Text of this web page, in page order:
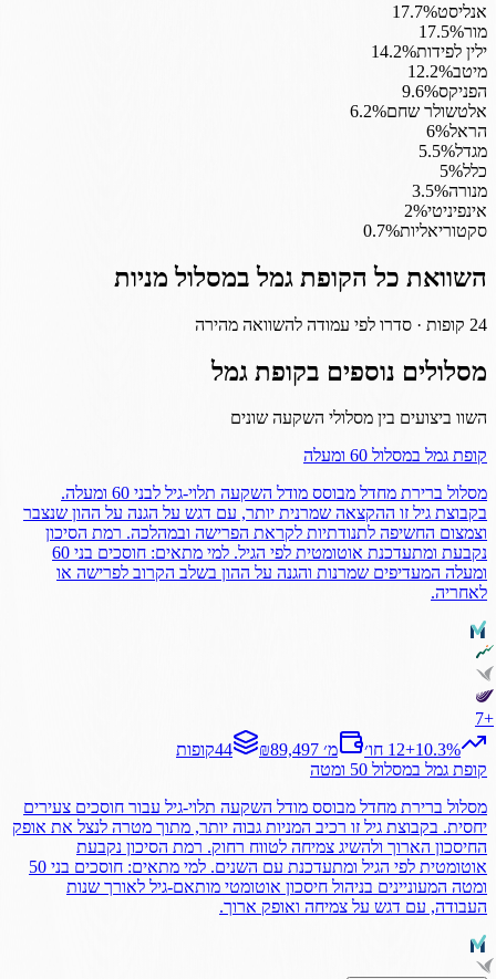
אנליסט 17.7%
מור
17.5%
ילין לפידות
14.2%
מיטב
12.2%
הפניקס
9.6%
אלטשולר שחם
6.2%
הראל
6%
מגדל
5.5%
כלל
5%
מנורה
3.5%
אינפיניטי
2%
סקטוריאליות
0.7%
השוואת כל הקופת גמלבמסלול מניות
24 קופות · סדרו לפי עמודה להשוואה מהירה
מסלולים נוספים בקופת גמל
השוו ביצועים בין מסלולי השקעה שונים
קופת גמל במסלול 60 ומעלה
מסלול ברירת מחדל מבוסס מודל השקעה תלוי-גיל לבני 60 ומעלה.
בקבוצת גיל זו ההקצאה שמרנית יותר, עם דגש על הגנה על ההון שנצבר
וצמצום החשיפה לתנודתיות לקראת הפרישה ובמהלכה. רמת הסיכון
נקבעת ומתעדכנת אוטומטית לפי הגיל. למי מתאים: חוסכים בני 60
ומעלה המעדיפים שמרנות והגנה על ההון בשלב הקרוב לפרישה או
לאחריה.
+
7
+10.3% 12 חו׳ ₪89,497 מ׳ 44קופות
קופת גמל במסלול 50 ומטה
מסלול ברירת מחדל מבוסס מודל השקעה תלוי-גיל עבור חוסכים צעירים
יחסית. בקבוצת גיל זו רכיב המניות גבוה יותר, מתוך מטרה לנצל את אופק
החיסכון הארוך ולהשיג צמיחה לטווח רחוק. רמת הסיכון נקבעת
אוטומטית לפי הגיל ומתעדכנת עם השנים. למי מתאים: חוסכים בני 50
ומטה המעוניינים בניהול חיסכון אוטומטי מותאם-גיל לאורך שנות
העבודה, עם דגש על צמיחה ואופק ארוך.